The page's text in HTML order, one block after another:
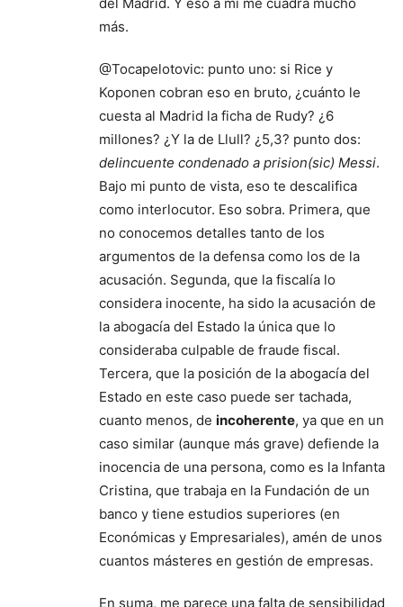
más.
@Tocapelotovic: punto uno: si Rice y
Koponen cobran eso en bruto, ¿cuánto le
cuesta al Madrid la ficha de Rudy? ¿6
millones? ¿Y la de Llull? ¿5,3? punto dos:
delincuente condenado a prision(sic) Messi.
Bajo mi punto de vista, eso te descalifica
como interlocutor. Eso sobra. Primera, que
no conocemos detalles tanto de los
argumentos de la defensa como los de la
acusación. Segunda, que la fiscalía lo
considera inocente, ha sido la acusación de
la abogacía del Estado la única que lo
consideraba culpable de fraude fiscal.
Tercera, que la posición de la abogacía del
Estado en este caso puede ser tachada,
cuanto menos, de incoherente, ya que en un
caso similar (aunque más grave) defiende la
inocencia de una persona, como es la Infanta
Cristina, que trabaja en la Fundación de un
banco y tiene estudios superiores (en
Económicas y Empresariales), amén de unos
cuantos másteres en gestión de empresas.
En suma, me parece una falta de sensibilidad